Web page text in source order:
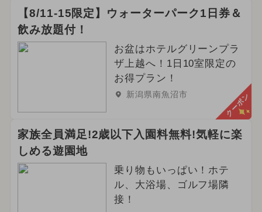
2026年5月のイベント
2024年11月のイベント
2024年5月のイベント
2026年9月のイベント
2025年6月のイベント
夏休み（涼しい）
2026年4月のイベント
2024年9月のイベント
【8/11-15限定】ウォーターパーク1日券＆
飲み放題付！
お盆はホテルグリーンプラ
ザ上越へ！1日10室限定の
お得プラン！
新潟県南魚沼市 クーポン
家族全員満足!2歳以下入園料無料!気軽に楽
しめる遊園地
乗り物もいっぱい！ホテ
ル、大浴場、ゴルフ場隣
接！